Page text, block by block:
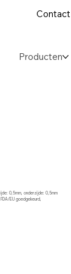
Contact
Producten
0,5mm, onderzijde: 0,5mm
EU goedgekeurd,